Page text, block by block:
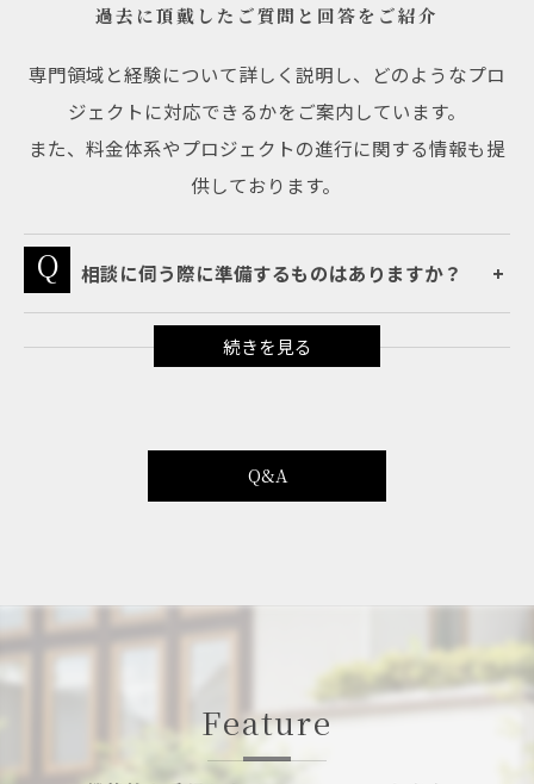
過去に頂戴したご質問と回答をご紹介
専門領域と経験について詳しく説明し、どのようなプロ
ジェクトに対応できるかをご案内しています。
また、料金体系やプロジェクトの進行に関する情報も提
供しております。
相談に伺う際に準備するものはありますか？
Q&A
Feature